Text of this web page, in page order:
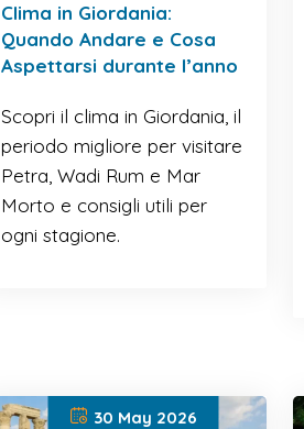
Clima in Giordania:
Quando Andare e Cosa
Aspettarsi durante l’anno
Scopri il clima in Giordania, il
periodo migliore per visitare
Petra, Wadi Rum e Mar
Morto e consigli utili per
ogni stagione.
30 May 2026